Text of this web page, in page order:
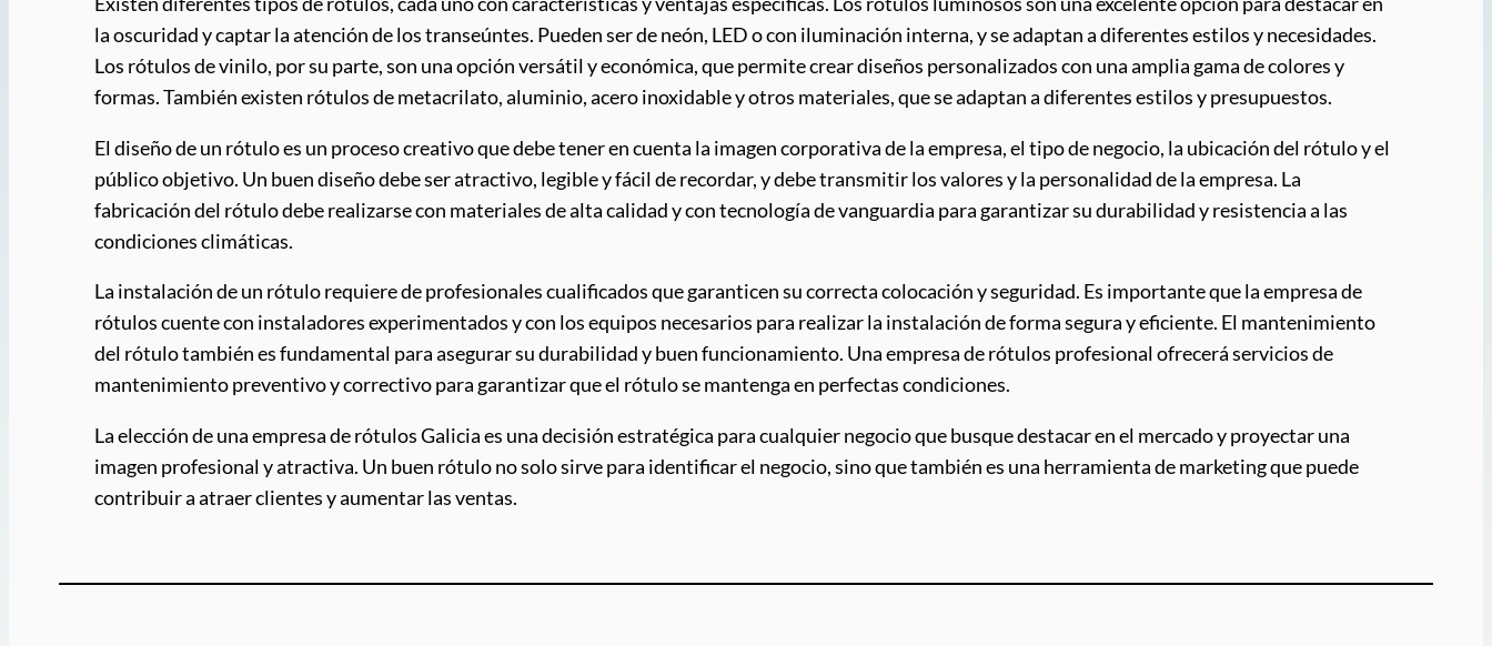
la oscuridad y captar la atención de los transeúntes. Pueden ser de neón, LED o con iluminación interna, y se adaptan a diferentes estilos y necesidades.
Los rótulos de vinilo, por su parte, son una opción versátil y económica, que permite crear diseños personalizados con una amplia gama de colores y
formas. También existen rótulos de metacrilato, aluminio, acero inoxidable y otros materiales, que se adaptan a diferentes estilos y presupuestos.
El diseño de un rótulo es un proceso creativo que debe tener en cuenta la imagen corporativa de la empresa, el tipo de negocio, la ubicación del rótulo y el
público objetivo. Un buen diseño debe ser atractivo, legible y fácil de recordar, y debe transmitir los valores y la personalidad de la empresa. La
fabricación del rótulo debe realizarse con materiales de alta calidad y con tecnología de vanguardia para garantizar su durabilidad y resistencia a las
condiciones climáticas.
La instalación de un rótulo requiere de profesionales cualificados que garanticen su correcta colocación y seguridad. Es importante que la empresa de
rótulos cuente con instaladores experimentados y con los equipos necesarios para realizar la instalación de forma segura y eficiente. El mantenimiento
del rótulo también es fundamental para asegurar su durabilidad y buen funcionamiento. Una empresa de rótulos profesional ofrecerá servicios de
mantenimiento preventivo y correctivo para garantizar que el rótulo se mantenga en perfectas condiciones.
La elección de una empresa de rótulos Galicia es una decisión estratégica para cualquier negocio que busque destacar en el mercado y proyectar una
imagen profesional y atractiva. Un buen rótulo no solo sirve para identificar el negocio, sino que también es una herramienta de marketing que puede
contribuir a atraer clientes y aumentar las ventas.